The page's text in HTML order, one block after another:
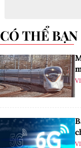
CÓ THỂ